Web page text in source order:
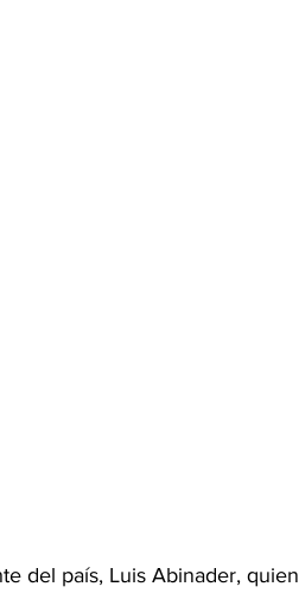
del país, Luis Abinader,